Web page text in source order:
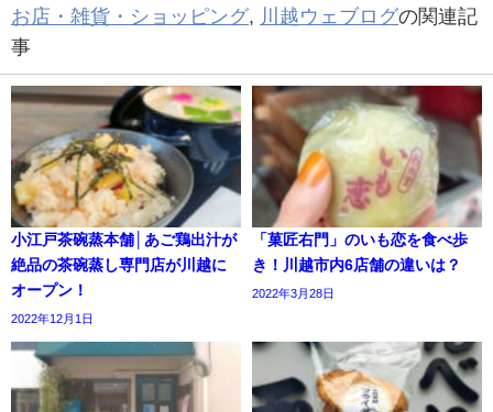
お店・雑貨・ショッピング, 川越ウェブログの関連記
事
小江戸茶碗蒸本舗│あご鶏出汁が
絶品の茶碗蒸し専門店が川越に
オープン！
2022年12月1日
「菓匠右門」のいも恋を食べ歩
き！川越市内6店舗の違いは？
2022年3月28日